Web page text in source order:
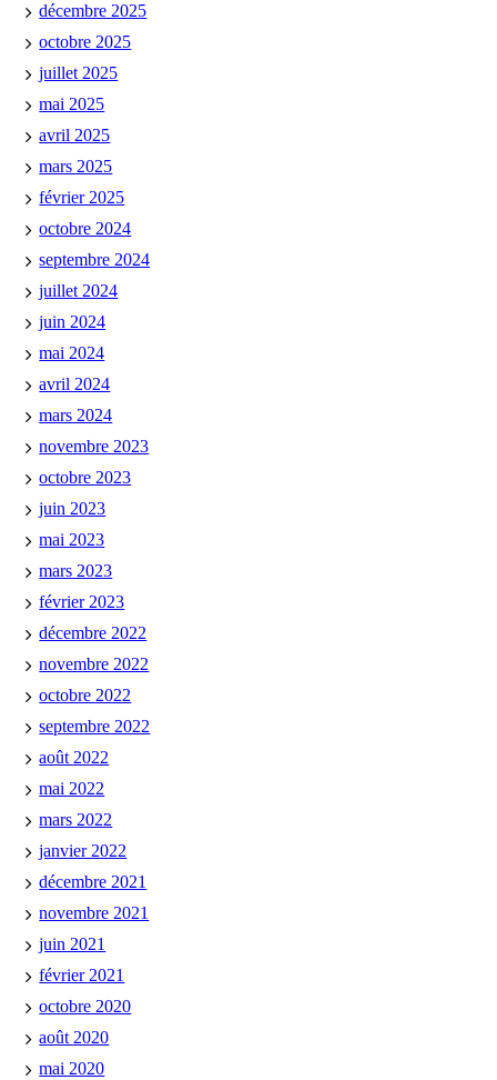
décembre 2025
octobre 2025
juillet 2025
mai 2025
avril 2025
mars 2025
février 2025
octobre 2024
septembre 2024
juillet 2024
juin 2024
mai 2024
avril 2024
mars 2024
novembre 2023
octobre 2023
juin 2023
mai 2023
mars 2023
février 2023
décembre 2022
novembre 2022
octobre 2022
septembre 2022
août 2022
mai 2022
mars 2022
janvier 2022
décembre 2021
novembre 2021
juin 2021
février 2021
octobre 2020
août 2020
mai 2020